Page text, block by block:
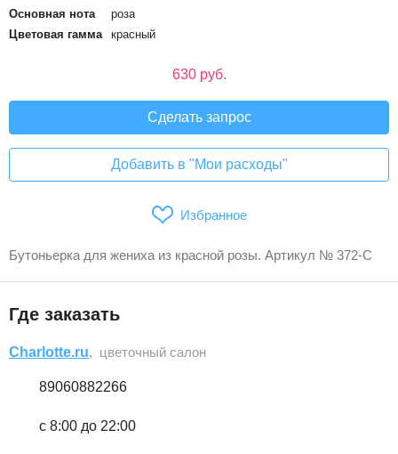
Основная нота
роза
Цветовая гамма
красный
630 руб.
Сделать запрос
Добавить в "Мои расходы"
Избранное
Бутоньерка для жениха из красной розы. Артикул № 372-C
Где заказать
Charlotte.ru, цветочный салон
89060882266
с 8:00 до 22:00